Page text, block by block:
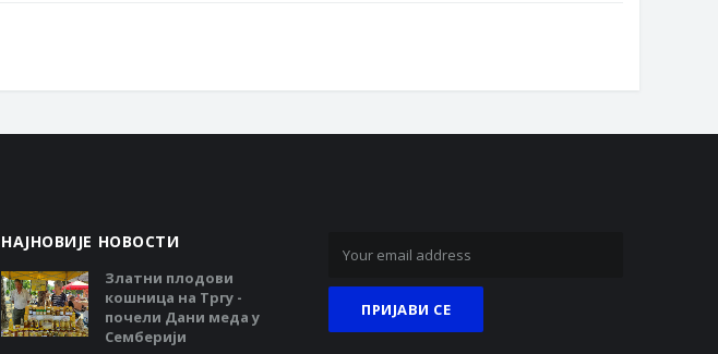
НАЈНОВИЈЕ НОВОСТИ
Златни плодови
кошница на Тргу -
почели Дани меда у
Семберији